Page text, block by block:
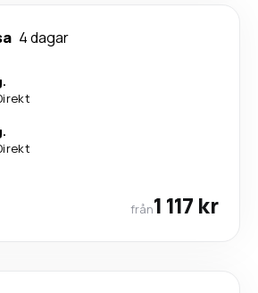
4 dagar
från1 117 kr